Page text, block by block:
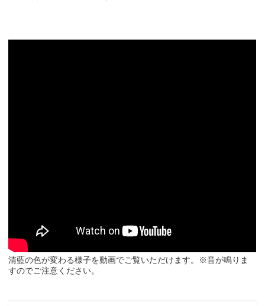
清藍の色が変わる様子を動画でご覧いただけます。※音が鳴りま
すのでご注意ください。